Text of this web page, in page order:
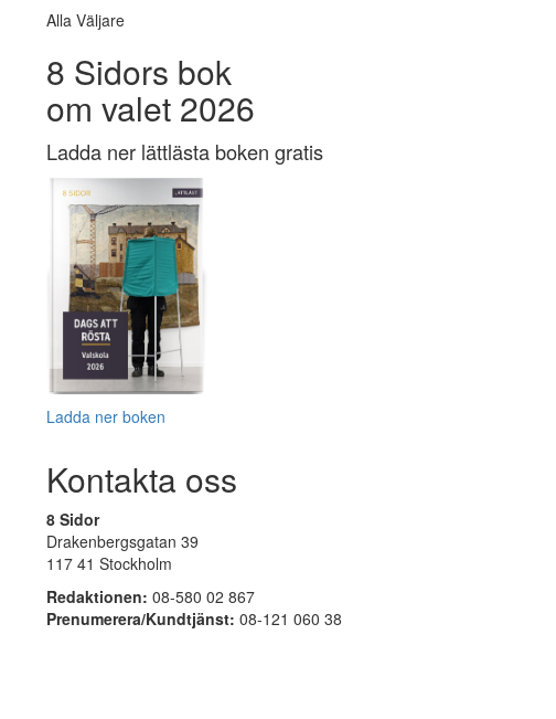
Alla Väljare
8 Sidors bok
om valet 2026
Ladda ner lättlästa boken gratis
Ladda ner boken
Kontakta oss
8 Sidor
Drakenbergsgatan 39
117 41 Stockholm
Redaktionen: 08-580 02 867
Prenumerera/Kundtjänst: 08-121 060 38